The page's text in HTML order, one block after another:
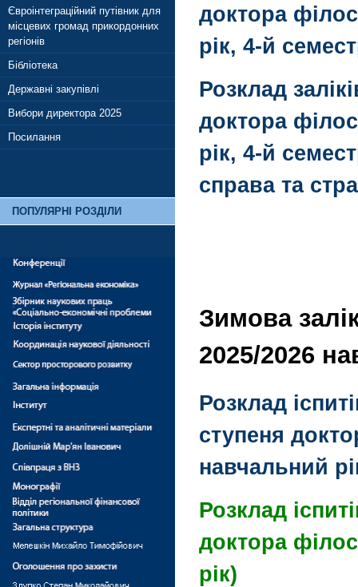
Євроінтеграційний путівник для
місцевих громад прикордонних
регіонів
Бібліотека
Державні закупівлі
Вибори директора 2025
Посилання
ПОПУЛЯРНІ РОЗДІЛИ
доктора
рік, 4-й
Розклад
доктора
рік, 4-й
справа та
Зимова
2025/2026
Розклад
ступеня
навчальний
Розклад
доктора
рік)